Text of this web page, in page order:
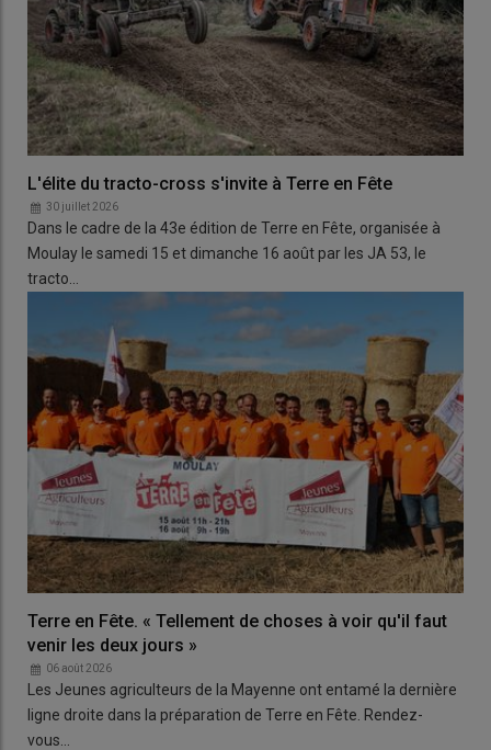
L'élite du tracto-cross s'invite à Terre en Fête
30 juillet 2026
Dans le cadre de la 43e édition de Terre en Fête, organisée à
Moulay le samedi 15 et dimanche 16 août par les JA 53, le
tracto…
Terre en Fête. « Tellement de choses à voir qu'il faut
venir les deux jours »
06 août 2026
Les Jeunes agriculteurs de la Mayenne ont entamé la dernière
ligne droite dans la préparation de Terre en Fête. Rendez-
vous…